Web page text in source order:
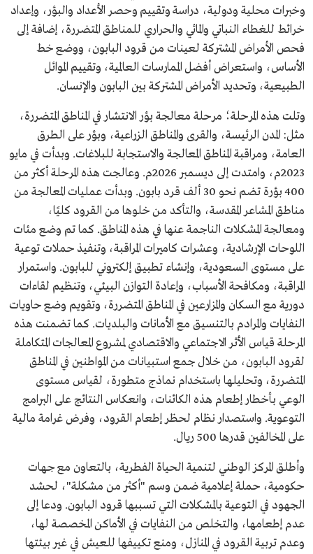
وخبرات محلية ودولية، دراسة وتقييم وحصر الأعداد والبؤر، وإعداد
خرائط للغطاء النباتي والمائي والحراري للمناطق المتضررة، إضافة إلى
فحص الأمراض المشتركة لعينات من قرود البابون، ووضع خط
الأساس، واستعراض أفضل الممارسات العالمية، وتقييم الموائل
الطبيعية، وتحديد الأمراض المشتركة بين البابون والإنسان.
وتلت هذه المرحلة؛ مرحلة معالجة بؤر الانتشار في المناطق المتضررة،
مثل: المدن الرئيسة، والقرى والمناطق الزراعية، وبؤر على الطرق
العامة، ومراقبة المناطق المعالجة والاستجابة للبلاغات. وبدأت في مايو
2023م، وامتدت إلى ديسمبر 2026م. وعالجت هذه المرحلة أكثر من
400 بؤرة تضم نحو 30 ألف قرد بابون. وبدأت عمليات المعالجة من
مناطق المشاعر المقدسة، والتأكد من خلوها من القرود كليًا،
ومعالجة المشكلات الناجمة عنها في هذه المناطق. كما تم وضع مئات
اللوحات الإرشادية، وعشرات كاميرات المراقبة، وتنفيذ حملات توعية
على مستوى السعودية، وإنشاء تطبيق إلكتروني للبابون. واستمرار
المراقبة، ومكافحة الأسباب، وإعادة التوازن البيئي، وتنظيم لقاءات
دورية مع السكان والمزارعين في المناطق المتضررة، وتقويم وضع حاويات
النفايات والمرادم بالتنسيق مع الأمانات والبلديات. كما تضمنت هذه
المرحلة قياس الأثر الاجتماعي والاقتصادي لمشروع المعالجات المتكاملة
لقرود البابون، من خلال جمع استبيانات من المواطنين في المناطق
المتضررة، وتحليلها باستخدام نماذج متطورة، لقياس مستوى
الوعي بأخطار إطعام هذه الكائنات، وانعكاس النتائج على البرامج
التوعوية. واستصدار نظام لحظر إطعام القرود، وفرض غرامة مالية
على المخالفين قدرها 500 ريال.
وأطلق المركز الوطني لتنمية الحياة الفطرية، بالتعاون مع جهات
حكومية، حملة إعلامية ضمن وسم "أكثر من مشكلة"، لحشد
الجهود في التوعية بالمشكلات التي تسببها قرود البابون. ودعا إلى
عدم إطعامها، والتخلص من النفايات في الأماكن المخصصة لها،
وعدم تربية القرود في المنازل، ومنع تكييفها للعيش في غير بيئتها